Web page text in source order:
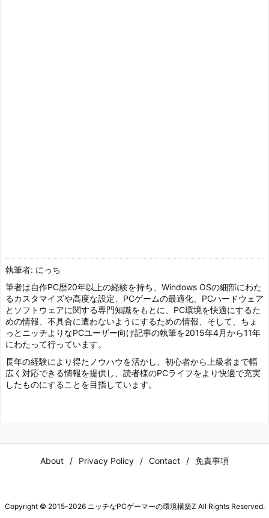
執筆者: にっち
筆者は自作PC歴20年以上の経験を持ち、Windows OSの細部にわた
るカスタマイズや高度な設定、PCゲームの最適化、PCハードウェア
とソフトウェアに関する専門知識をもとに、PC環境を快適にするた
めの情報、不具合に遭わないようにするための情報、そして、ちょ
っとニッチよりなPCユーザー向け記事の執筆を2015年4月から11年
にわたって行っています。
長年の経験により得たノウハウを活かし、初心者から上級者まで幅
広く対応できる情報を提供し、読者様のPCライフをより快適で充実
したものにすることを目指しています。
About Privacy Policy Contact 免責事項
Copyright © 2015-2026 ニッチなPCゲーマーの環境構築Z All Rights Reserved.